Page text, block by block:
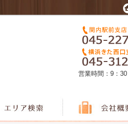
営業時間：9：